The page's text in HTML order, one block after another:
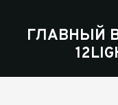
ГЛАВНЫЙ